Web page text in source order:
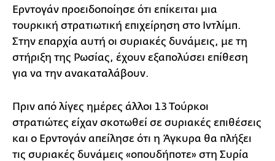
Ερντογάν προειδοποίησε ότι επίκειται μια
τουρκική στρατιωτική επιχείρηση στο Ιντλίμπ.
Στην επαρχία αυτή οι συριακές δυνάμεις, με τη
στήριξη της Ρωσίας, έχουν εξαπολύσει επίθεση
για να την ανακαταλάβουν.
Πριν από λίγες ημέρες άλλοι 13 Τούρκοι
στρατιώτες είχαν σκοτωθεί σε συριακές επιθέσεις
και ο Ερντογάν απείλησε ότι η Άγκυρα θα πλήξει
τις συριακές δυνάμεις «οπουδήποτε» στη Συρία